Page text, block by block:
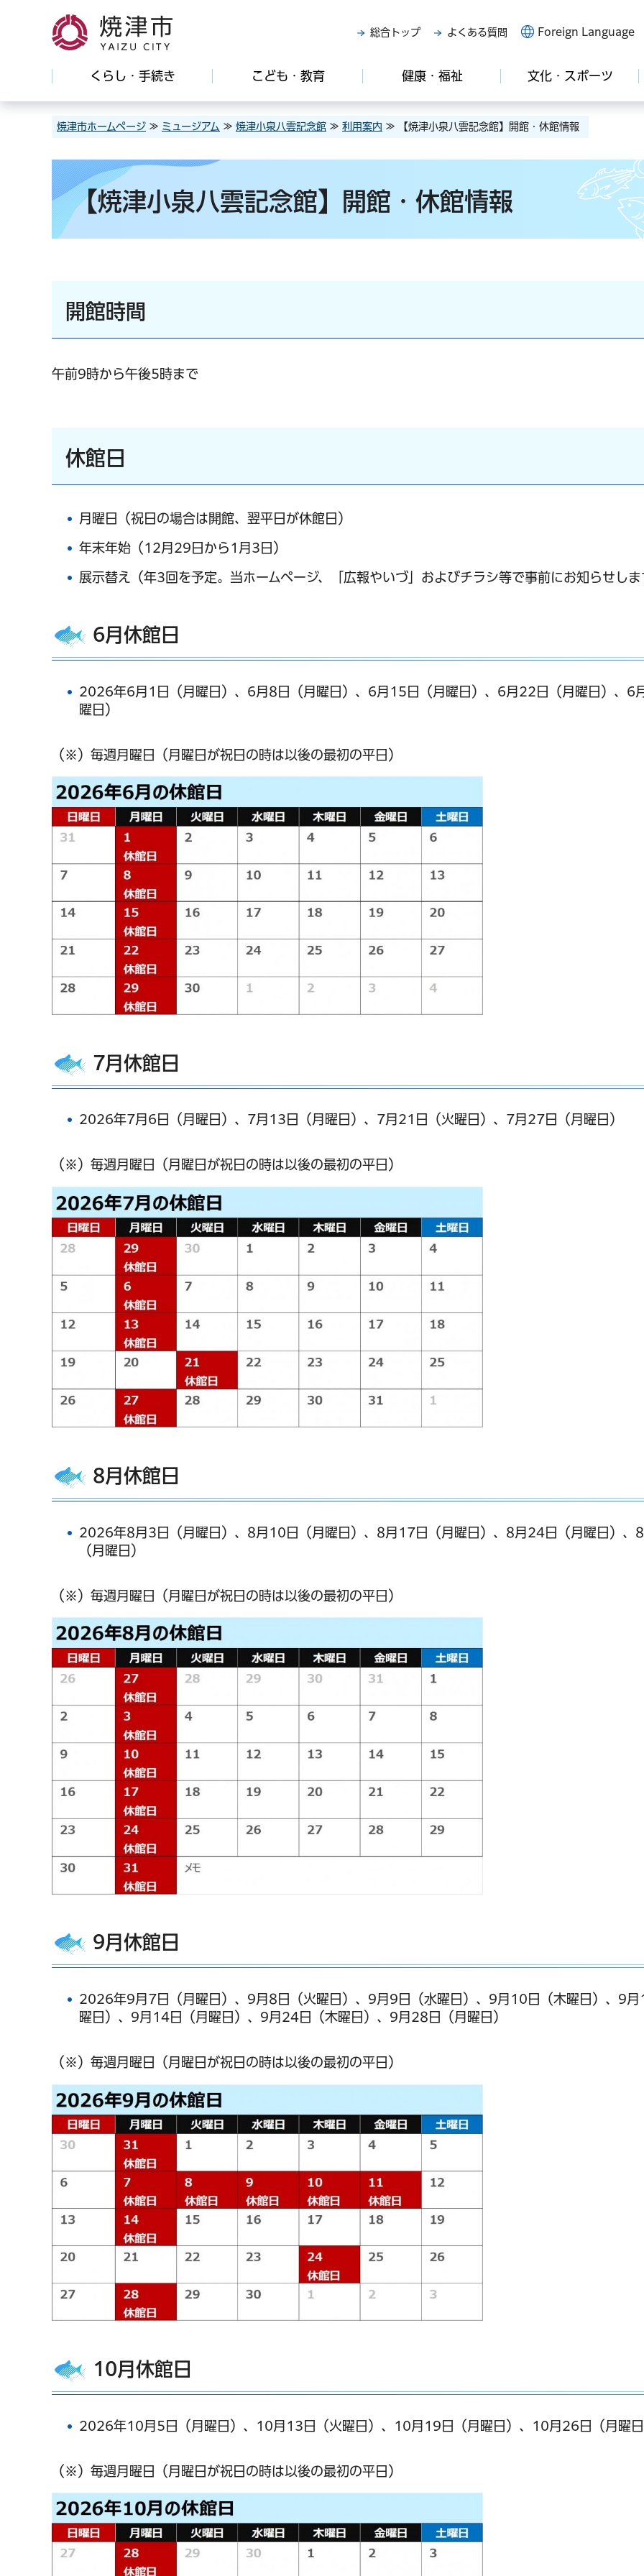
焼津市
総合トップ よくある質問 Foreign Language
くらし・手続き こども・教育 健康・福祉 文化・スポーツ
焼津市ホームページ ≫ ミュージアム ≫ 焼津小泉八雲記念館 ≫ 利用案内 ≫ 【焼津小泉八雲記念館】開館・休館情報
【焼津小泉八雲記念館】開館・休館情報
開館時間
午前9時から午後5時まで
休館日
月曜日（祝日の場合は開館、翌平日が休館日）
年末年始（12月29日から1月3日）
展示替え（年3回を予定。当ホームページ、「広報やいづ」およびチラシ等で事前にお知らせしま
6月休館日
2026年6月1日（月曜日）、6月8日（月曜日）、6月15日（月曜日）、6月22日（月曜日）、6
曜日）
（※）毎週月曜日（月曜日が祝日の時は以後の最初の平日）
7月休館日
2026年7月6日（月曜日）、7月13日（月曜日）、7月21日（火曜日）、7月27日（月曜日）
（※）毎週月曜日（月曜日が祝日の時は以後の最初の平日）
8月休館日
2026年8月3日（月曜日）、8月10日（月曜日）、8月17日（月曜日）、8月24日（月曜日）、
（月曜日）
（※）毎週月曜日（月曜日が祝日の時は以後の最初の平日）
9月休館日
2026年9月7日（月曜日）、9月8日（火曜日）、9月9日（水曜日）、9月10日（木曜日）、9月
曜日）、9月14日（月曜日）、9月24日（木曜日）、9月28日（月曜日）
（※）毎週月曜日（月曜日が祝日の時は以後の最初の平日）
10月休館日
2026年10月5日（月曜日）、10月13日（火曜日）、10月19日（月曜日）、10月26日（月曜
（※）毎週月曜日（月曜日が祝日の時は以後の最初の平日）